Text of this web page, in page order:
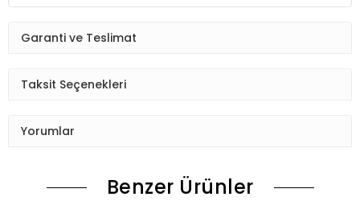
Garanti ve Teslimat
Taksit Seçenekleri
Yorumlar
Benzer Ürünler